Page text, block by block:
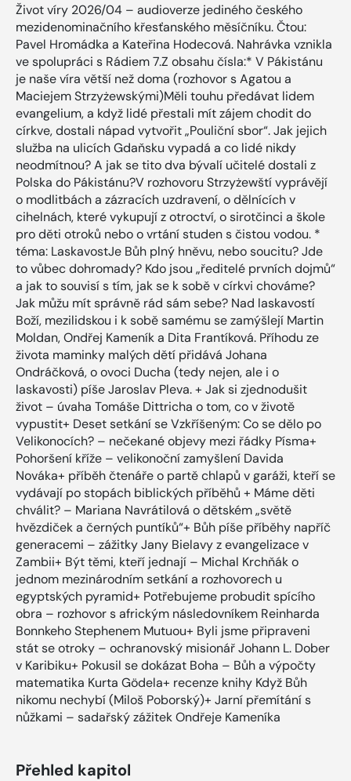
Život víry 2026/04 – audioverze jediného českého
mezidenominačního křesťanského měsíčníku. Čtou:
Pavel Hromádka a Kateřina Hodecová. Nahrávka vznikla
ve spolupráci s Rádiem 7.Z obsahu čísla:* V Pákistánu
je naše víra větší než doma (rozhovor s Agatou a
Maciejem Strzyżewskými)Měli touhu předávat lidem
evangelium, a když lidé přestali mít zájem chodit do
církve, dostali nápad vytvořit „Pouliční sbor“. Jak jejich
služba na ulicích Gdaňsku vypadá a co lidé nikdy
neodmítnou? A jak se tito dva bývalí učitelé dostali z
Polska do Pákistánu?V rozhovoru Strzyżewští vyprávějí
o modlitbách a zázracích uzdravení, o dělnících v
cihelnách, které vykupují z otroctví, o sirotčinci a škole
pro děti otroků nebo o vrtání studen s čistou vodou. *
téma: LaskavostJe Bůh plný hněvu, nebo soucitu? Jde
to vůbec dohromady? Kdo jsou „ředitelé prvních dojmů“
a jak to souvisí s tím, jak se k sobě v církvi chováme?
Jak můžu mít správně rád sám sebe? Nad laskavostí
Boží, mezilidskou i k sobě samému se zamýšlejí Martin
Moldan, Ondřej Kameník a Dita Frantíková. Příhodu ze
života maminky malých dětí přidává Johana
Ondráčková, o ovoci Ducha (tedy nejen, ale i o
laskavosti) píše Jaroslav Pleva. + Jak si zjednodušit
život – úvaha Tomáše Dittricha o tom, co v životě
vypustit+ Deset setkání se Vzkříšeným: Co se dělo po
Velikonocích? – nečekané objevy mezi řádky Písma+
Pohoršení kříže – velikonoční zamyšlení Davida
Nováka+ příběh čtenáře o partě chlapů v garáži, kteří se
vydávají po stopách biblických příběhů + Máme děti
chválit? – Mariana Navrátilová o dětském „světě
hvězdiček a černých puntíků“+ Bůh píše příběhy napříč
generacemi – zážitky Jany Bielavy z evangelizace v
Zambii+ Být těmi, kteří jednají – Michal Krchňák o
jednom mezinárodním setkání a rozhovorech u
egyptských pyramid+ Potřebujeme probudit spícího
obra – rozhovor s africkým následovníkem Reinharda
Bonnkeho Stephenem Mutuou+ Byli jsme připraveni
stát se otroky – ochranovský misionář Johann L. Dober
v Karibiku+ Pokusil se dokázat Boha – Bůh a výpočty
matematika Kurta Gödela+ recenze knihy Když Bůh
nikomu nechybí (Miloš Poborský)+ Jarní přemítání s
nůžkami – sadařský zážitek Ondřeje Kameníka
Přehled kapitol